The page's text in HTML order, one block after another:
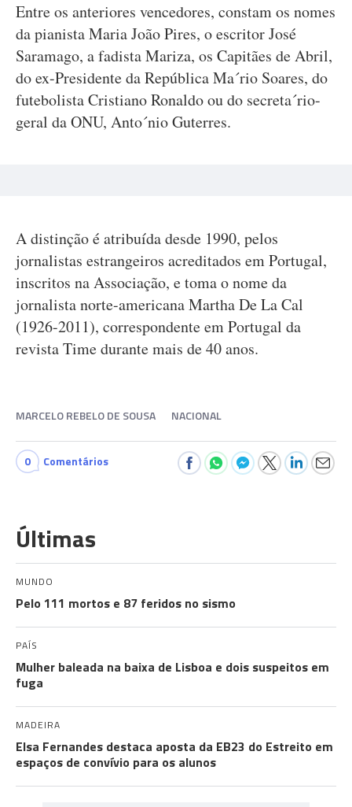
Entre os anteriores vencedores, constam os nomes
da pianista Maria João Pires, o escritor José
Saramago, a fadista Mariza, os Capitães de Abril,
do ex-Presidente da República Ma´rio Soares, do
futebolista Cristiano Ronaldo ou do secreta´rio-
geral da ONU, Anto´nio Guterres.
A distinção é atribuída desde 1990, pelos
jornalistas estrangeiros acreditados em Portugal,
inscritos na Associação, e toma o nome da
jornalista norte-americana Martha De La Cal
(1926-2011), correspondente em Portugal da
revista Time durante mais de 40 anos.
MARCELO REBELO DE SOUSA NACIONAL
0 Comentários
Últimas
MUNDO
Pelo 111 mortos e 87 feridos no sismo
PAÍS
Mulher baleada na baixa de Lisboa e dois suspeitos em
fuga
MADEIRA
Elsa Fernandes destaca aposta da EB23 do Estreito em
espaços de convívio para os alunos